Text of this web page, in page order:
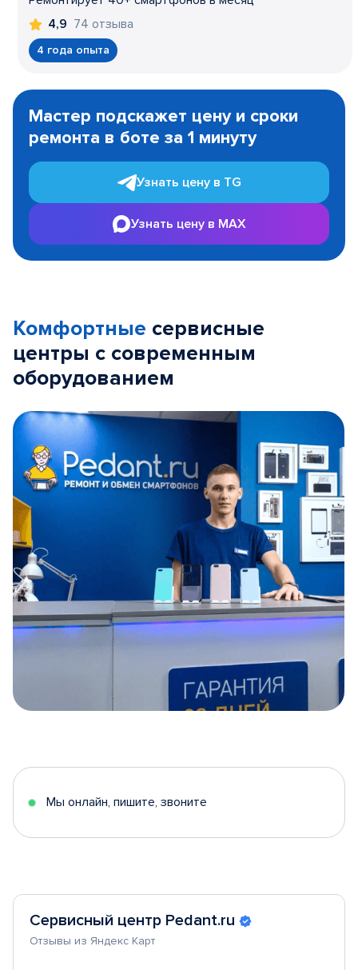
4,9 74 отзыва
4 года опыта
1
Мастер подскажет цену и сроки
ремонта в боте за 1 минуту
Узнать цену в TG
Узнать цену в MAX
Комфортные сервисные
центры с современным
оборудованием
5
Мы онлайн, пишите, звоните
Сервисный центр Pedant.ru
Отзывы из Яндекс Карт